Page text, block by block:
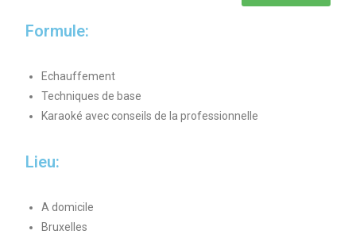
Formule:
Echauffement
Techniques de base
Karaoké avec conseils de la professionnelle
Lieu:
A domicile
Bruxelles